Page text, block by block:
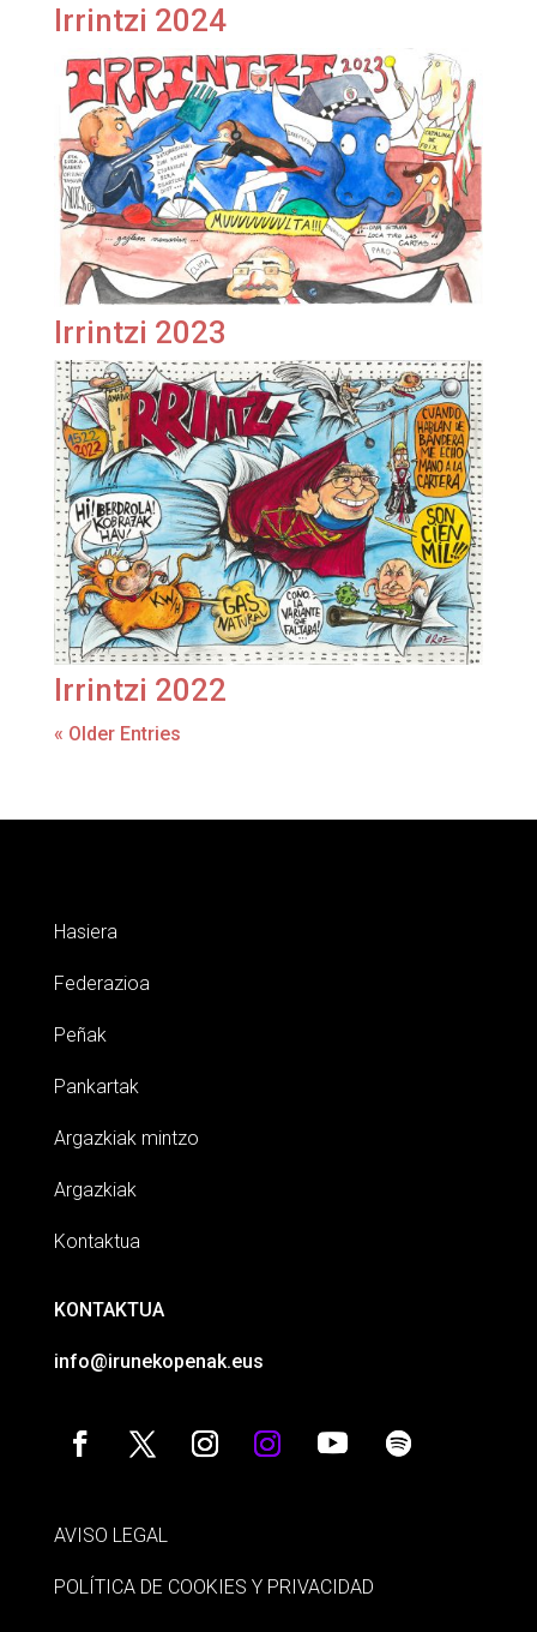
Irrintzi 2024
Irrintzi 2023
Irrintzi 2022
« Older Entries
Hasiera
Federazioa
Peñak
Pankartak
Argazkiak mintzo
Argazkiak
Kontaktua
KONTAKTUA
info@irunekopenak.eus
AVISO LEGAL
POLÍTICA DE COOKIES Y PRIVACIDAD